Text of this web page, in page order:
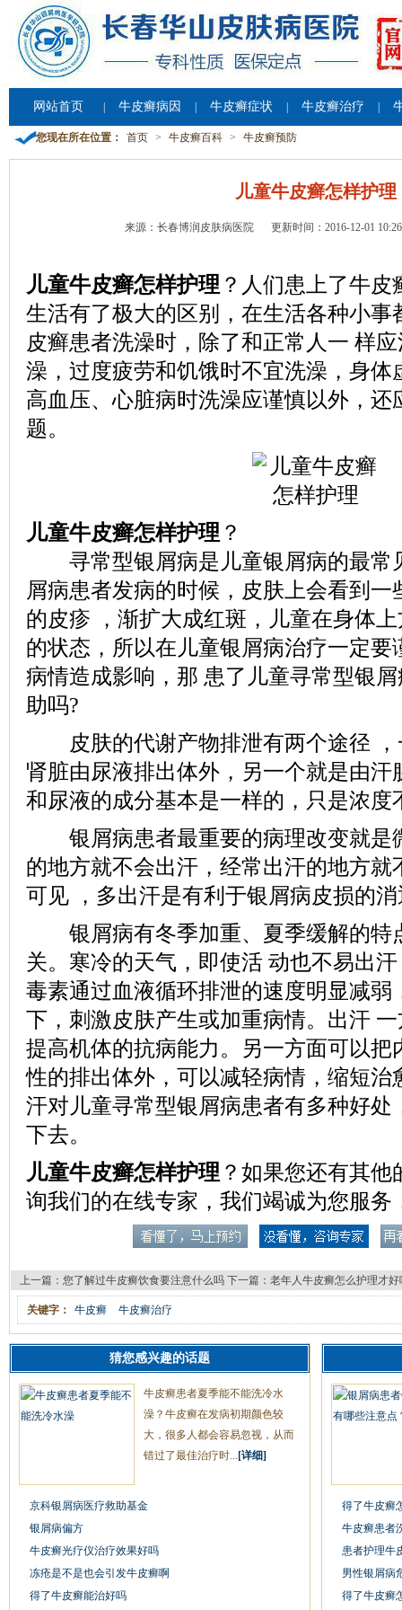
网站首页 牛皮癣病因 牛皮癣症状 牛皮癣治疗
您现在所在位置： 首页 > 牛皮癣百科 > 牛皮癣预防
儿童牛皮癣怎样护理
来源：长春博润皮肤病医院 更新时间：2016-12-01
儿童牛皮癣怎样护理 ？人们患上了牛
生活有了极大的区别，在生活各种小事
皮癣患者洗澡时，除了和正常人一 样
澡，过度疲劳和饥饿时不宜洗澡，身体
高血压、心脏病时洗澡应谨慎以外，还
题。
儿童牛皮癣怎样护理 ？
寻常型银屑病是儿童银屑病的最常
屑病患者发病的时候，皮肤上会看到一
的皮疹 ，渐扩大成红斑，儿童在身体
的状态，所以在儿童银屑病治疗一定要
病情造成影响，那 患了儿童寻常型银
助吗?
皮肤的代谢产物排泄有两个途径 ，
肾脏由尿液排出体外，另一个就是由汗
和尿液的成分基本是一样的，只是浓度
银屑病患者最重要的病理改变就是
的地方就不会出汗，经常出汗的地方就
可见 ，多出汗是有利于银屑病皮损的
银屑病有冬季加重、夏季缓解的特
关。寒冷的天气，即使活 动也不易出
毒素通过血液循环排泄的速度明显减弱
下，刺激皮肤产生或加重病情。出汗
提高机体的抗病能力。另一方面可以把
性的排出体外，可以减轻病情，缩短治
汗对儿童寻常型银屑病患者有多种好处
下去。
儿童牛皮癣怎样护理 ？如果您还有其
询我们的在线专家，我们竭诚为您服务
上一篇： 您了解过牛皮癣饮食要注意什么吗 下一篇： 老年人牛皮癣怎么护理才好
关键字： 牛皮癣 牛皮癣治疗
猜您感兴趣的话题
牛皮癣患者夏季能不能洗冷水
澡？牛皮癣在发病初期颜色较
大，很多人都会容易忽视，从而
错过了最佳治疗时... [详细]
京科银屑病医疗救助基金
银屑病偏方
牛皮癣光疗仪治疗效果好吗
冻疮是不是也会引发牛皮癣啊
得了牛皮癣能治好吗
得了牛皮癣
牛皮癣患者
患者护理牛
男性银屑病
得了牛皮癣